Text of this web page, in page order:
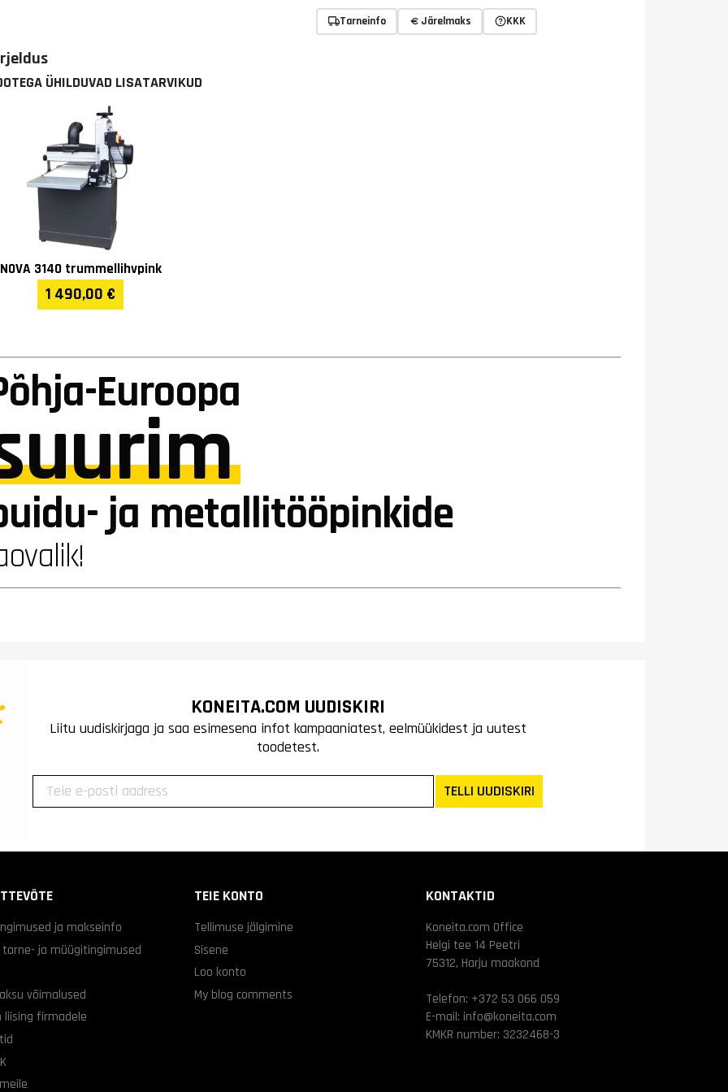
Tarneinfo Järelmaks KKK
ÜHILDUVAD LISATARVIKUD
NOVA 3140 trummellihvpink
1 490,00 €
Euroopa
ja metallitööpinkide
KONEITA.COM UUDISKIRI
Liitu uudiskirjaga ja saa esimesena infot kampaaniatest, eelmüükidest ja uutest
toodetest.
TELLI UUDISKIRI
ja makseinfo
tarne- ja müügitingimused
võimalused
liising firmadele
TEIE KONTO
Tellimuse jälgimine
Sisene
Loo konto
My blog comments
KONTAKTID
Koneita.com Office
Helgi tee 14 Peetri
75312, Harju maakond
Telefon: +372 53 066 059
E-mail: info@koneita.com
KMKR number: 3232468-3